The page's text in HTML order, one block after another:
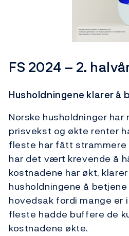
FS 2024 – 2.
Husholdningene klarer å
Norske husholdninger har
prisvekst og økte renter
fleste har fått strammere
har det vært ­krevende å
kostnadene har økt,
husholdningene å
hovedsak fordi mange er
fleste hadde buffere de
kostnadene økte.